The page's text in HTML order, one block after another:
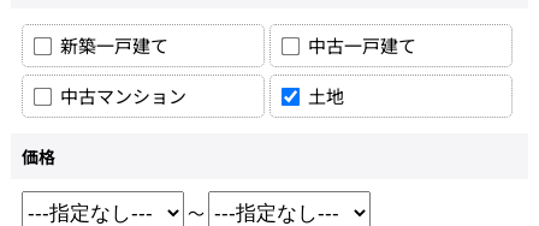
新築一戸建て
中古一戸建て
中古マンション
土地
価格
～